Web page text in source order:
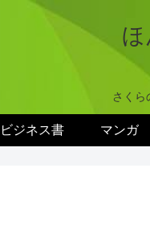
ほ
さくら
ビジネス書 マンガ